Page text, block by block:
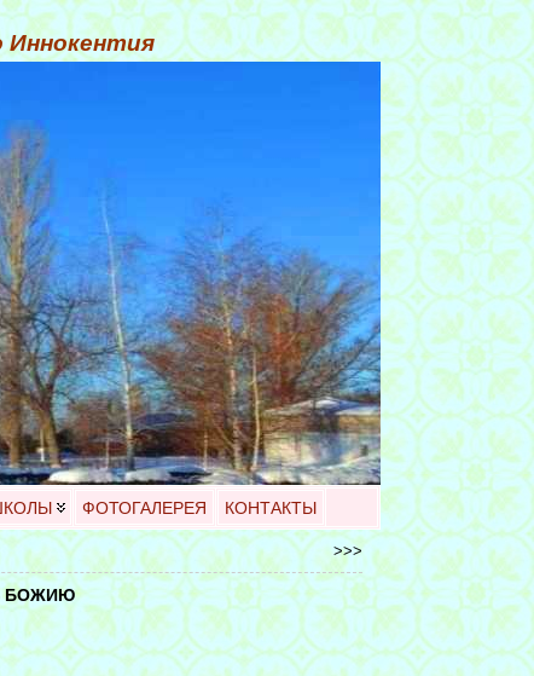
Иннокентия
ФОТОГАЛЕРЕЯ КОНТАКТЫ
>>>
БОЖИЮ